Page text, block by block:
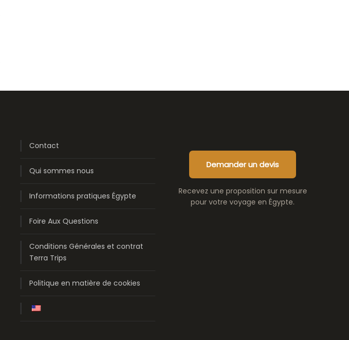
Contact
Qui sommes nous
Informations pratiques Égypte
Foire Aux Questions
Conditions Générales et contrat
Terra Trips
Politique en matière de cookies
Demander un devis
Recevez une proposition sur mesure
pour votre voyage en Égypte.